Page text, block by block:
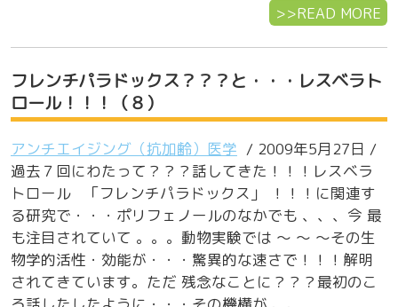
>>READ MORE
フレンチパラドックス？？？と・・・レスベラト
ロール！！！（８）
アンチエイジング（抗加齢）医学 / 2009年5月27日 /
過去７回にわたって？？？話してきた！！！レスベラ
トロール 「フレンチパラドックス」 ！！！に関連す
る研究で・・・ポリフェノールのなかでも 、、、今 最
も注目されていて 。。。動物実験では ～ ～ ～その生
物学的活性・効能が・・・驚異的な速さで！！！解明
されてきています。ただ 残念なことに？？？最初のこ